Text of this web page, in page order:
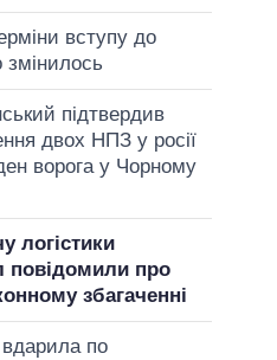
вступу до
змінилось
підтвердив
двох НПЗ у росії
ворога у Чорному
логістики
повідомили про
збагаченні
вдарила по